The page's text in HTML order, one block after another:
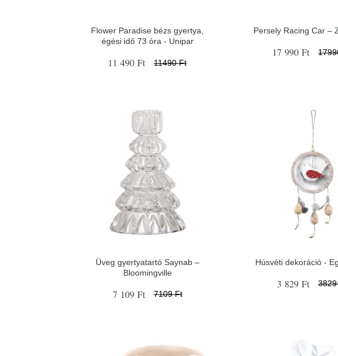
Flower Paradise bézs gyertya,
égési idő 73 óra - Unipar
11 490 Ft 11490 Ft
Persely Racing Car –
17 990 Ft
Üveg gyertyatartó Saynab –
Bloomingville
7 109 Ft 7109 Ft
Húsvéti dekoráció -
3 829 Ft